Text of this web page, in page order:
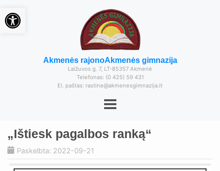
Akmenės rajonoAkmenės gimnazija
Laižuvos g. 7, LT-85357 Akmenė
Telefonas: (0 425) 59 431
El. paštas: rastine@akmenesgimnazija.lt
„Ištiesk pagalbos ranką“
Paskelbta: 2022-09-21
Open toolbar